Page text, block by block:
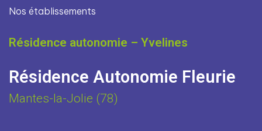
Nos établissements
Résidence autonomie – Yvelines
Résidence Autonomie Fleurie
Mantes-la-Jolie (78)